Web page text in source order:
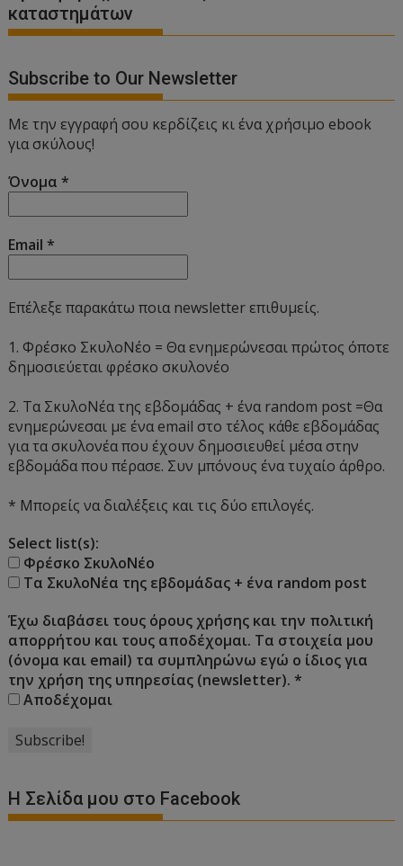
καταστημάτων
Subscribe to Our Newsletter
Με την εγγραφή σου κερδίζεις κι ένα χρήσιμο ebook
για σκύλους!
Όνομα*
Email*
Επέλεξε παρακάτω ποια newsletter επιθυμείς.
1. Φρέσκο ΣκυλοΝέο = Θα ενημερώνεσαι πρώτος όποτε
δημοσιεύεται φρέσκο σκυλονέο
2. Τα ΣκυλοΝέα της εβδομάδας + ένα random post =Θα
ενημερώνεσαι με ένα email στο τέλος κάθε εβδομάδας
για τα σκυλονέα που έχουν δημοσιευθεί μέσα στην
εβδομάδα που πέρασε. Συν μπόνους ένα τυχαίο άρθρο.
* Μπορείς να διαλέξεις και τις δύο επιλογές.
Select list(s):
Φρέσκο ΣκυλοΝέο
Τα ΣκυλοΝέα της εβδομάδας + ένα random post
Έχω διαβάσει τους όρους χρήσης και την πολιτική
απορρήτου και τους αποδέχομαι. Τα στοιχεία μου
(όνομα και email) τα συμπληρώνω εγώ ο ίδιος για
την χρήση της υπηρεσίας (newsletter).*
Αποδέχομαι
Η Σελίδα μου στο Facebook